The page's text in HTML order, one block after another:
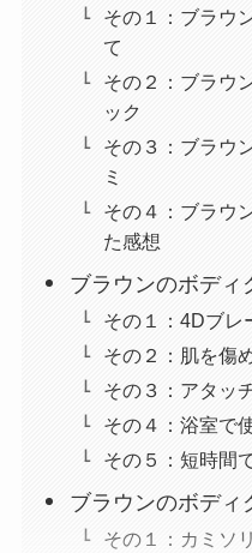
その１：ブラウ
て
その２：ブラウ
ック
その３：ブラウ
ミ
その４：ブラウ
た感想
ブラウンのボディ
その１：4Dブレ
その２：肌を傷
その３：アタッ
その４：浴室で
その５：短時間
ブラウンのボディ
その１：カミソ